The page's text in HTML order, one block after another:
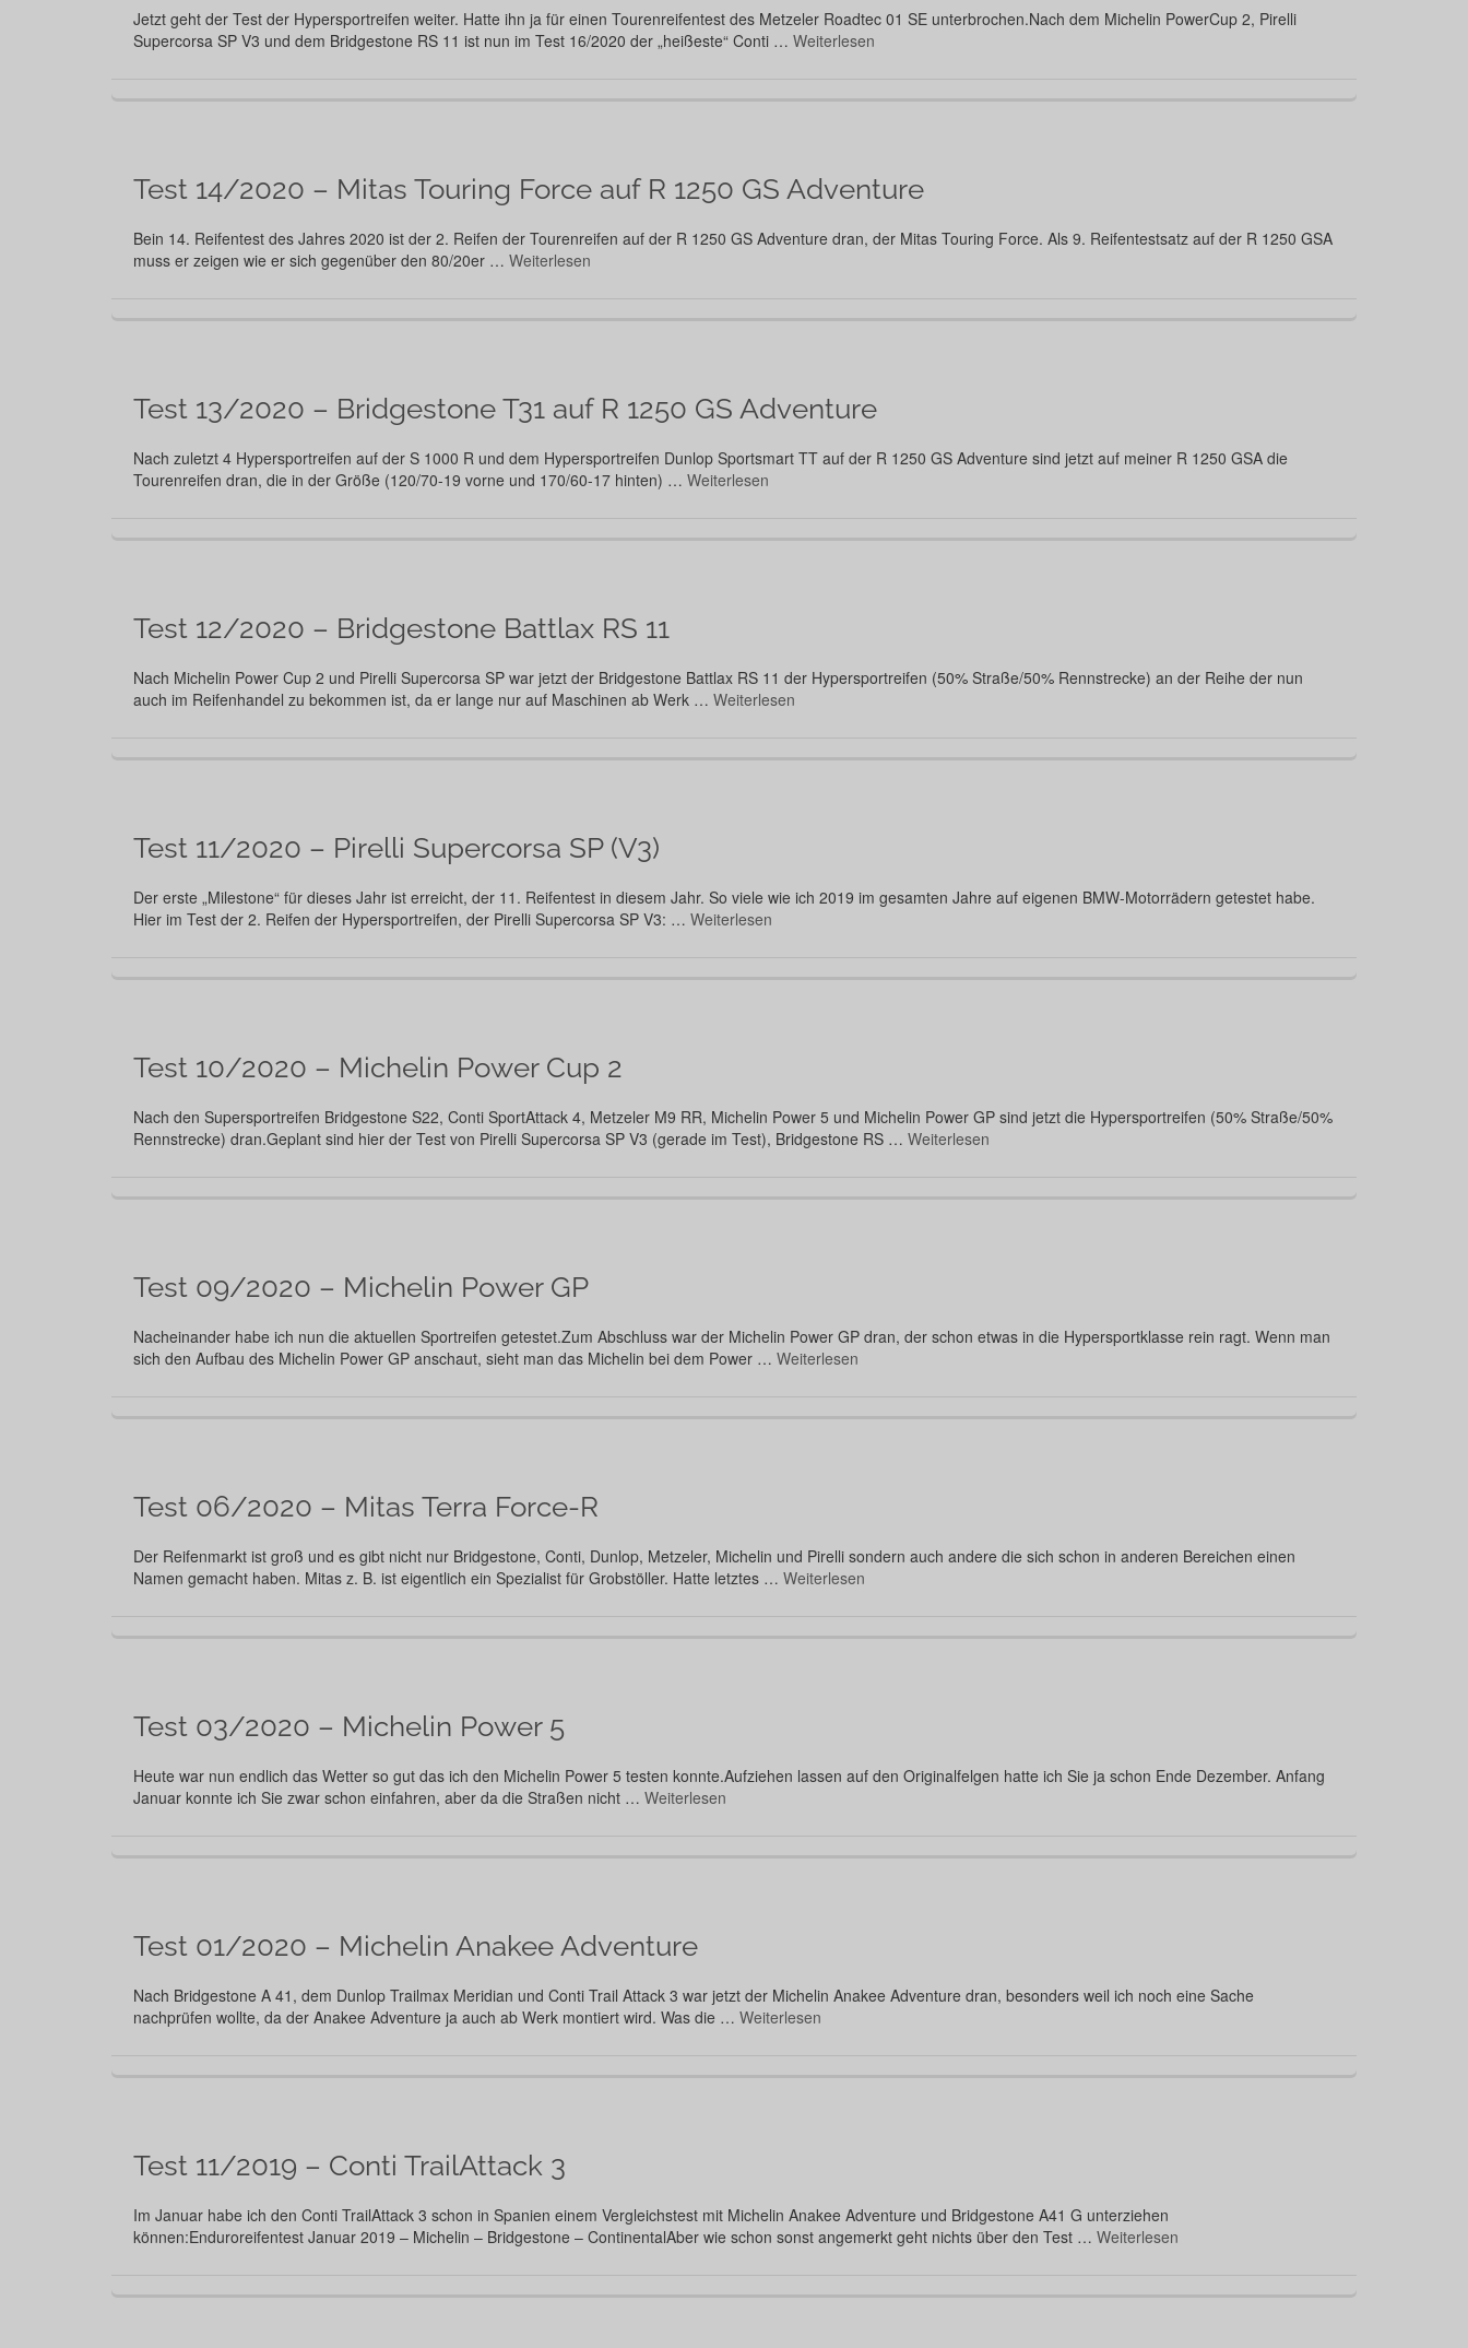
Jetzt geht der Test der Hypersportreifen weiter. Hatte ihn ja für einen Tourenreifentest des Metzeler Roadtec 01 SE unterbrochen.Nach dem Michelin PowerCup 2, Pirelli
Supercorsa SP V3 und dem Bridgestone RS 11 ist nun im Test 16/2020 der „heißeste“ Conti … Weiterlesen
Test 14/2020 – Mitas Touring Force auf R 1250 GS Adventure
Bein 14. Reifentest des Jahres 2020 ist der 2. Reifen der Tourenreifen auf der R 1250 GS Adventure dran, der Mitas Touring Force. Als 9. Reifentestsatz auf der R 1250 GSA
muss er zeigen wie er sich gegenüber den 80/20er … Weiterlesen
Test 13/2020 – Bridgestone T31 auf R 1250 GS Adventure
Nach zuletzt 4 Hypersportreifen auf der S 1000 R und dem Hypersportreifen Dunlop Sportsmart TT auf der R 1250 GS Adventure sind jetzt auf meiner R 1250 GSA die
Tourenreifen dran, die in der Größe (120/70-19 vorne und 170/60-17 hinten) … Weiterlesen
Test 12/2020 – Bridgestone Battlax RS 11
Nach Michelin Power Cup 2 und Pirelli Supercorsa SP war jetzt der Bridgestone Battlax RS 11 der Hypersportreifen (50% Straße/50% Rennstrecke) an der Reihe der nun
auch im Reifenhandel zu bekommen ist, da er lange nur auf Maschinen ab Werk … Weiterlesen
Test 11/2020 – Pirelli Supercorsa SP (V3)
Der erste „Milestone“ für dieses Jahr ist erreicht, der 11. Reifentest in diesem Jahr. So viele wie ich 2019 im gesamten Jahre auf eigenen BMW-Motorrädern getestet habe.
Hier im Test der 2. Reifen der Hypersportreifen, der Pirelli Supercorsa SP V3: … Weiterlesen
Test 10/2020 – Michelin Power Cup 2
Nach den Supersportreifen Bridgestone S22, Conti SportAttack 4, Metzeler M9 RR, Michelin Power 5 und Michelin Power GP sind jetzt die Hypersportreifen (50% Straße/50%
Rennstrecke) dran.Geplant sind hier der Test von Pirelli Supercorsa SP V3 (gerade im Test), Bridgestone RS … Weiterlesen
Test 09/2020 – Michelin Power GP
Nacheinander habe ich nun die aktuellen Sportreifen getestet.Zum Abschluss war der Michelin Power GP dran, der schon etwas in die Hypersportklasse rein ragt. Wenn man
sich den Aufbau des Michelin Power GP anschaut, sieht man das Michelin bei dem Power … Weiterlesen
Test 06/2020 – Mitas Terra Force-R
Der Reifenmarkt ist groß und es gibt nicht nur Bridgestone, Conti, Dunlop, Metzeler, Michelin und Pirelli sondern auch andere die sich schon in anderen Bereichen einen
Namen gemacht haben. Mitas z. B. ist eigentlich ein Spezialist für Grobstöller. Hatte letztes … Weiterlesen
Test 03/2020 – Michelin Power 5
Heute war nun endlich das Wetter so gut das ich den Michelin Power 5 testen konnte.Aufziehen lassen auf den Originalfelgen hatte ich Sie ja schon Ende Dezember. Anfang
Januar konnte ich Sie zwar schon einfahren, aber da die Straßen nicht … Weiterlesen
Test 01/2020 – Michelin Anakee Adventure
Nach Bridgestone A 41, dem Dunlop Trailmax Meridian und Conti Trail Attack 3 war jetzt der Michelin Anakee Adventure dran, besonders weil ich noch eine Sache
nachprüfen wollte, da der Anakee Adventure ja auch ab Werk montiert wird. Was die … Weiterlesen
Test 11/2019 – Conti TrailAttack 3
Im Januar habe ich den Conti TrailAttack 3 schon in Spanien einem Vergleichstest mit Michelin Anakee Adventure und Bridgestone A41 G unterziehen
können:Enduroreifentest Januar 2019 – Michelin – Bridgestone – ContinentalAber wie schon sonst angemerkt geht nichts über den Test … Weiterlesen